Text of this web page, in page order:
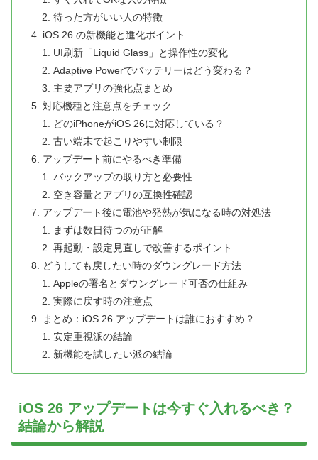
待った方がいい人の特徴
iOS 26 の新機能と進化ポイント
UI刷新「Liquid Glass」と操作性の変化
Adaptive Powerでバッテリーはどう変わる？
主要アプリの強化点まとめ
対応機種と注意点をチェック
どのiPhoneがiOS 26に対応している？
古い端末で起こりやすい制限
アップデート前にやるべき準備
バックアップの取り方と必要性
空き容量とアプリの互換性確認
アップデート後に電池や発熱が気になる時の対処法
まずは数日待つのが正解
再起動・設定見直しで改善するポイント
どうしても戻したい時のダウングレード方法
Appleの署名とダウングレード可否の仕組み
実際に戻す時の注意点
まとめ：iOS 26 アップデートは誰におすすめ？
安定重視派の結論
新機能を試したい派の結論
iOS 26 アップデートは今すぐ入れるべき？
結論から解説